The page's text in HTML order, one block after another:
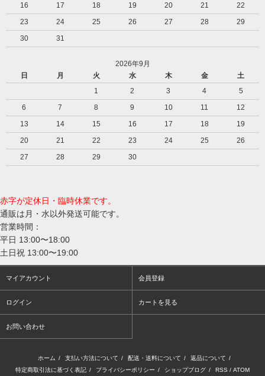
16
17 18 19 20 21
22
23
24 25 26 27 28
29
30
31
2026年9月
日
月 火 水 木 金
土
1
2 3 4
5
6
7 8 9 10 11
12
13
14 15 16 17 18
19
20
21 22 23 24 25
26
27
28 29 30
赤字が定休日・臨時休業です。
通販は月・水以外発送可能です。
営業時間：
平日 13:00〜18:00
土日祝 13:00〜19:00
マイアカウント 会員登録
ログイン カートを見る
お問い合わせ
ホーム / 支払い方法について / 配送・送料について / 返品について /
特定商取引法に基づく表記 / プライバシーポリシー / ショップブログ / RSS / ATOM